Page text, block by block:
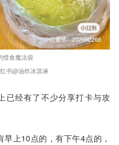
惜食魔法袋
书@油炸冰淇淋
已经有了不少分享打卡与攻
上10点的，有下午4点的，